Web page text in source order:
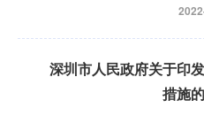
深圳市人民政府关于印
措施